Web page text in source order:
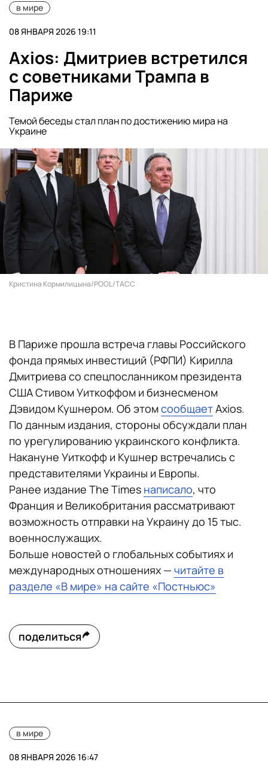
в мире
08 ЯНВАРЯ 2026 19:11
Axios: Дмитриев встретился
с советниками Трампа в
Париже
Темой беседы стал план по достижению мира на
Украине
Кристина Кормилицына/POOL/ТАСС
В Париже прошла встреча главы Российского
фонда прямых инвестиций (РФПИ) Кирилла
Дмитриева со спецпосланником президента
США Стивом Уиткоффом и бизнесменом
Дэвидом Кушнером. Об этомсообщаетAxios.
По данным издания, стороны обсуждали план
по урегулированию украинского конфликта.
Накануне Уиткофф и Кушнер встречались с
представителями Украины и Европы.
Ранее издание The Times написало, что
Франция и Великобритания рассматривают
возможность отправки на Украину до 15 тыс.
военнослужащих.
Больше новостей о глобальных событиях и
международных отношениях — читайте в
разделе «В мире» на сайте «Постньюс»
поделиться
в мире
08 ЯНВАРЯ 2026 16:47